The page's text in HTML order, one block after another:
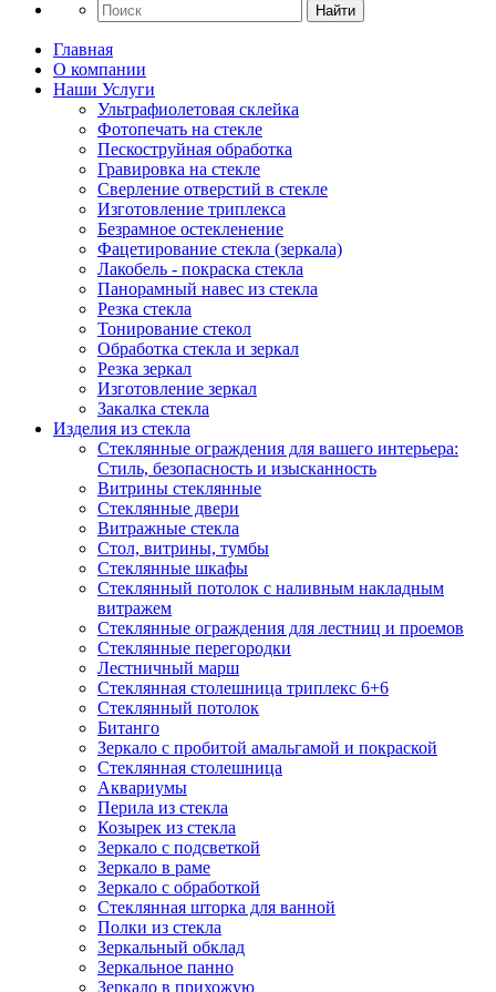
Найти
Главная
О компании
Наши Услуги
Ультрафиолетовая склейка
Фотопечать на стекле
Пескоструйная обработка
Гравировка на стекле
Cверление отверстий в стекле
Изготовление триплекса
Безрамное остекленение
Фацетирование стекла (зеркала)
Лакобель - покраска стекла
Панорамный навес из стекла
Резка стекла
Тонирование стекол
Обработка стекла и зеркал
Резка зеркал
Изготовление зеркал
Закалка стекла
Изделия из стекла
Стеклянные ограждения для вашего интерьера:
Стиль, безопасность и изысканность
Витрины стеклянные
Стеклянные двери
Витражные стекла
Стол, витрины, тумбы
Стеклянные шкафы
Стеклянный потолок с наливным накладным
витражем
Стеклянные ограждения для лестниц и проемов
Стеклянные перегородки
Лестничный марш
Стеклянная столешница триплекс 6+6
Стеклянный потолок
Битанго
Зеркало с пробитой амальгамой и покраской
Стеклянная столешница
Аквариумы
Перила из стекла
Козырек из стекла
Зеркало с подсветкой
Зеркало в раме
Зеркало с обработкой
Стеклянная шторка для ванной
Полки из стекла
Зеркальный обклад
Зеркальное панно
Зеркало в прихожую